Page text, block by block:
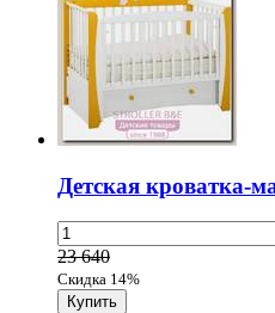
Детская кроватка-
23 640
Скидка 14%